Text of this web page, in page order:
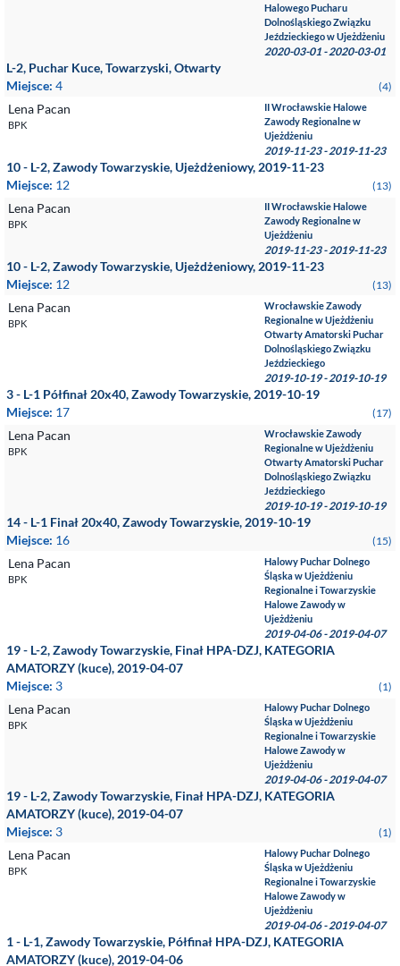
Halowego Pucharu
Dolnośląskiego Związku
Jeździeckiego w Ujeżdżeniu
2020-03-01 - 2020-03-01
L-2, Puchar Kuce, Towarzyski, Otwarty
Miejsce: 4 (4)
Lena Pacan
BPK
II Wrocławskie Halowe
Zawody Regionalne w
Ujeżdżeniu
2019-11-23 - 2019-11-23
10 - L-2, Zawody Towarzyskie, Ujeżdżeniowy, 2019-11-23
Miejsce: 12 (13)
Lena Pacan
BPK
II Wrocławskie Halowe
Zawody Regionalne w
Ujeżdżeniu
2019-11-23 - 2019-11-23
10 - L-2, Zawody Towarzyskie, Ujeżdżeniowy, 2019-11-23
Miejsce: 12 (13)
Lena Pacan
BPK
Wrocławskie Zawody
Regionalne w Ujeżdżeniu
Otwarty Amatorski Puchar
Dolnośląskiego Związku
Jeździeckiego
2019-10-19 - 2019-10-19
3 - L-1 Półfinał 20x40, Zawody Towarzyskie, 2019-10-19
Miejsce: 17 (17)
Lena Pacan
BPK
Wrocławskie Zawody
Regionalne w Ujeżdżeniu
Otwarty Amatorski Puchar
Dolnośląskiego Związku
Jeździeckiego
2019-10-19 - 2019-10-19
14 - L-1 Finał 20x40, Zawody Towarzyskie, 2019-10-19
Miejsce: 16 (15)
Lena Pacan
BPK
Halowy Puchar Dolnego
Śląska w Ujeżdżeniu
Regionalne i Towarzyskie
Halowe Zawody w
Ujeżdżeniu
2019-04-06 - 2019-04-07
19 - L-2, Zawody Towarzyskie, Finał HPA-DZJ, KATEGORIA
AMATORZY (kuce), 2019-04-07
Miejsce: 3 (1)
Lena Pacan
BPK
Halowy Puchar Dolnego
Śląska w Ujeżdżeniu
Regionalne i Towarzyskie
Halowe Zawody w
Ujeżdżeniu
2019-04-06 - 2019-04-07
19 - L-2, Zawody Towarzyskie, Finał HPA-DZJ, KATEGORIA
AMATORZY (kuce), 2019-04-07
Miejsce: 3 (1)
Lena Pacan
BPK
Halowy Puchar Dolnego
Śląska w Ujeżdżeniu
Regionalne i Towarzyskie
Halowe Zawody w
Ujeżdżeniu
2019-04-06 - 2019-04-07
1 - L-1, Zawody Towarzyskie, Półfinał HPA-DZJ, KATEGORIA
AMATORZY (kuce), 2019-04-06